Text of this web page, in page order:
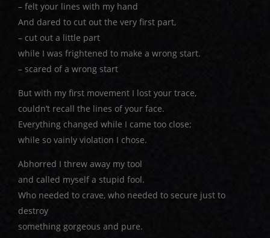
– felt your lines with my hand
And dared to cut out the very first part,
– cut out a little part
while I was frightened to make a wrong start.
– scared of a wrong start
But with my first movement I lost your trace,
couldn’t recall the lines of your face.
Everything changed while I came too close;
while so vainly violation I chose.
Abhorred I threw away my tool
and called myself a stupid fool.
Who needed to crave, who needed to secure just to
destroy
something gorgeous and pure.